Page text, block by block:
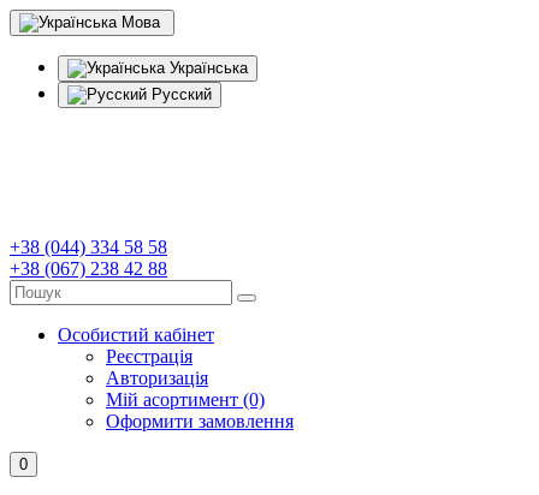
Мова
Українська
Русский
+38 (044) 334 58 58
+38 (067) 238 42 88
Особистий кабінет
Реєстрація
Авторизація
Мій асортимент (0)
Оформити замовлення
0